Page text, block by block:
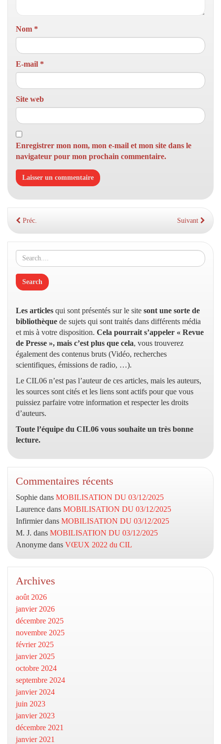
Nom *
E-mail *
Site web
Enregistrer mon nom, mon e-mail et mon site dans le
navigateur pour mon prochain commentaire.
Préc. Suivant
Les articles qui sont présentés sur le site sont une sorte de
bibliothèque de sujets qui sont traités dans différents média
et mis à votre disposition. Cela pourrait s’appeler « Revue
de Presse », mais c’est plus que cela, vous trouverez
également des contenus bruts (Vidéo, recherches
scientifiques, émissions de radio, …).
Le CIL06 n’est pas l’auteur de ces articles, mais les auteurs,
les sources sont cités et les liens sont actifs pour que vous
puissiez parfaire votre information et respecter les droits
d’auteurs.
Toute l’équipe du CIL06 vous souhaite un très bonne
lecture.
Commentaires récents
Sophie dans MOBILISATION DU 03/12/2025
Laurence dans MOBILISATION DU 03/12/2025
Infirmierdans MOBILISATION DU 03/12/2025
M. J. dans MOBILISATION DU 03/12/2025
Anonyme dans VŒUX 2022 du CIL
Archives
août 2026
janvier 2026
décembre 2025
novembre 2025
février 2025
janvier 2025
octobre 2024
septembre 2024
janvier 2024
juin 2023
janvier 2023
décembre 2021
janvier 2021